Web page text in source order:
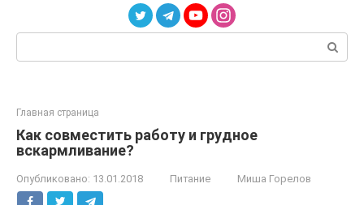
Главная страница
Как совместить работу и грудное
вскармливание?
Опубликовано: 13.01.2018 Питание Миша Горелов